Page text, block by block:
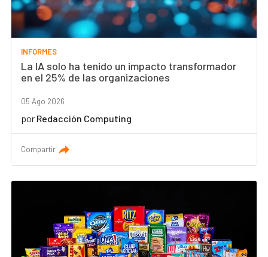
INFORMES
La IA solo ha tenido un impacto transformador
en el 25% de las organizaciones
05 Ago 2026
por Redacción Computing
Compartir